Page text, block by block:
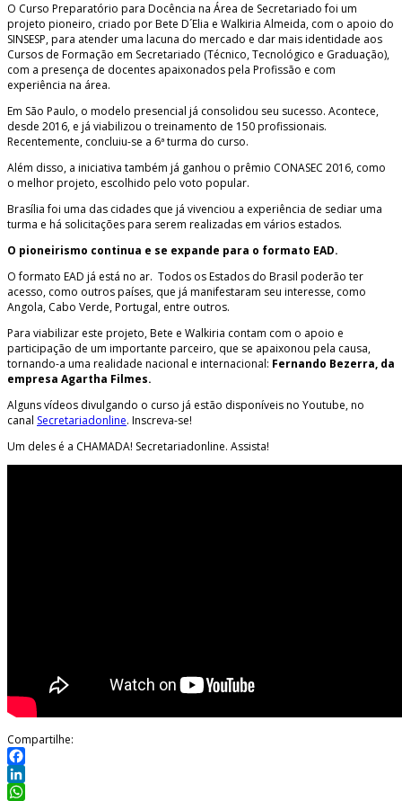
O Curso Preparatório para Docência na Área de Secretariado foi um
projeto pioneiro, criado por Bete D´Elia e Walkiria Almeida, com o apoio do
SINSESP, para atender uma lacuna do mercado e dar mais identidade aos
Cursos de Formação em Secretariado (Técnico, Tecnológico e Graduação),
com a presença de docentes apaixonados pela Profissão e com
experiência na área.
Em São Paulo, o modelo presencial já consolidou seu sucesso. Acontece,
desde 2016, e já viabilizou o treinamento de 150 profissionais.
Recentemente, concluiu-se a 6ª turma do curso.
Além disso, a iniciativa também já ganhou o prêmio CONASEC 2016, como
o melhor projeto, escolhido pelo voto popular.
Brasília foi uma das cidades que já vivenciou a experiência de sediar uma
turma e há solicitações para serem realizadas em vários estados.
O pioneirismo continua e se expande para o formato EAD.
O formato EAD já está no ar. Todos os Estados do Brasil poderão ter
acesso, como outros países, que já manifestaram seu interesse, como
Angola, Cabo Verde, Portugal, entre outros.
Para viabilizar este projeto, Bete e Walkiria contam com o apoio e
participação de um importante parceiro, que se apaixonou pela causa,
tornando-a uma realidade nacional e internacional: Fernando Bezerra, da
empresa Agartha Filmes.
Alguns vídeos divulgando o curso já estão disponíveis no Youtube, no
canal Secretariadonline. Inscreva-se!
Um deles é a CHAMADA! Secretariadonline. Assista!
Compartilhe:
Facebook
LinkedIn